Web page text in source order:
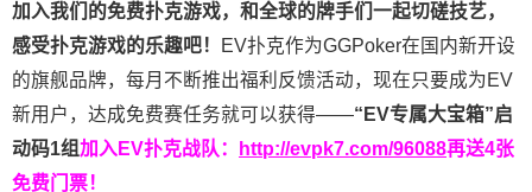
加入我们的免费扑克游戏，和全球的牌手们一起切磋技艺，
感受扑克游戏的乐趣吧！
EV扑克作为GGPoker在国内新开设
的旗舰品牌，每月不断推出福利反馈活动，现在只要成为EV
新用户，达成免费赛任务就可以获得——“EV专属大宝箱”启
动码1组加入EV扑克战队： http://evpk7.com/96088再送4张
免费门票！